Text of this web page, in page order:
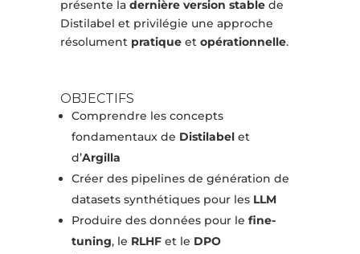
présente la dernière version stablede
Distilabel et privilégie une approche
résolument pratiqueet opérationnelle.
OBJECTIFS
Comprendre les concepts
fondamentaux de Distilabelet
d’Argilla
Créer des pipelines de génération de
datasets synthétiques pour les LLM
Produire des données pour le fine-
tuning, le RLHFet le DPO